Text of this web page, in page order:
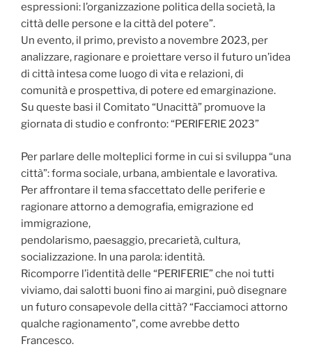
espressioni: l’organizzazione politica della società, la
città delle persone e la città del potere”.
Un evento, il primo, previsto a novembre 2023, per
analizzare, ragionare e proiettare verso il futuro un’idea
di città intesa come luogo di vita e relazioni, di
comunità e prospettiva, di potere ed emarginazione.
Su queste basi il Comitato “Unacittà” promuove la
giornata di studio e confronto: “PERIFERIE 2023”
Per parlare delle molteplici forme in cui si sviluppa “una
città”: forma sociale, urbana, ambientale e lavorativa.
Per affrontare il tema sfaccettato delle periferie e
ragionare attorno a demografia, emigrazione ed
immigrazione,
pendolarismo, paesaggio, precarietà, cultura,
socializzazione. In una parola: identità.
Ricomporre l’identità delle “PERIFERIE” che noi tutti
viviamo, dai salotti buoni fino ai margini, può disegnare
un futuro consapevole della città? “Facciamoci attorno
qualche ragionamento”, come avrebbe detto
Francesco.